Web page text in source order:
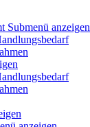
Submenü anzeigen